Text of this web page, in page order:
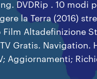
DVDRip . 10 modi
la Terra (2016)
Film Altadefinizione
Gratis. Navigation.
Aggiornamenti;